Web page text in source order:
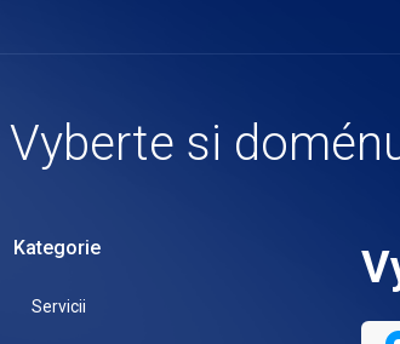
Vyberte si
Kategorie
Servicii